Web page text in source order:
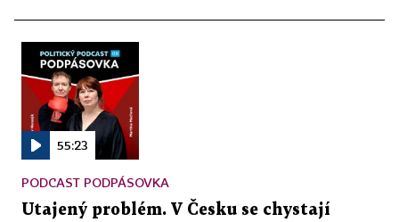
55:23
PODCAST PODPÁSOVKA
Utajený problém. V Česku se chystají